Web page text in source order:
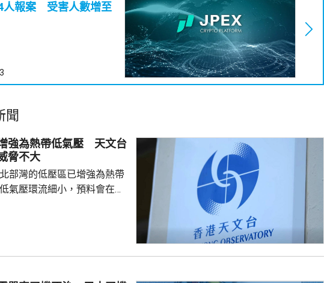
人報案 受害人數增至
聞
強為熱帶低氣壓 天文台
脅不大
部灣的低壓區已增強為熱帶
氣壓環流細小，預料會在今
的路徑，否則需要發出一號